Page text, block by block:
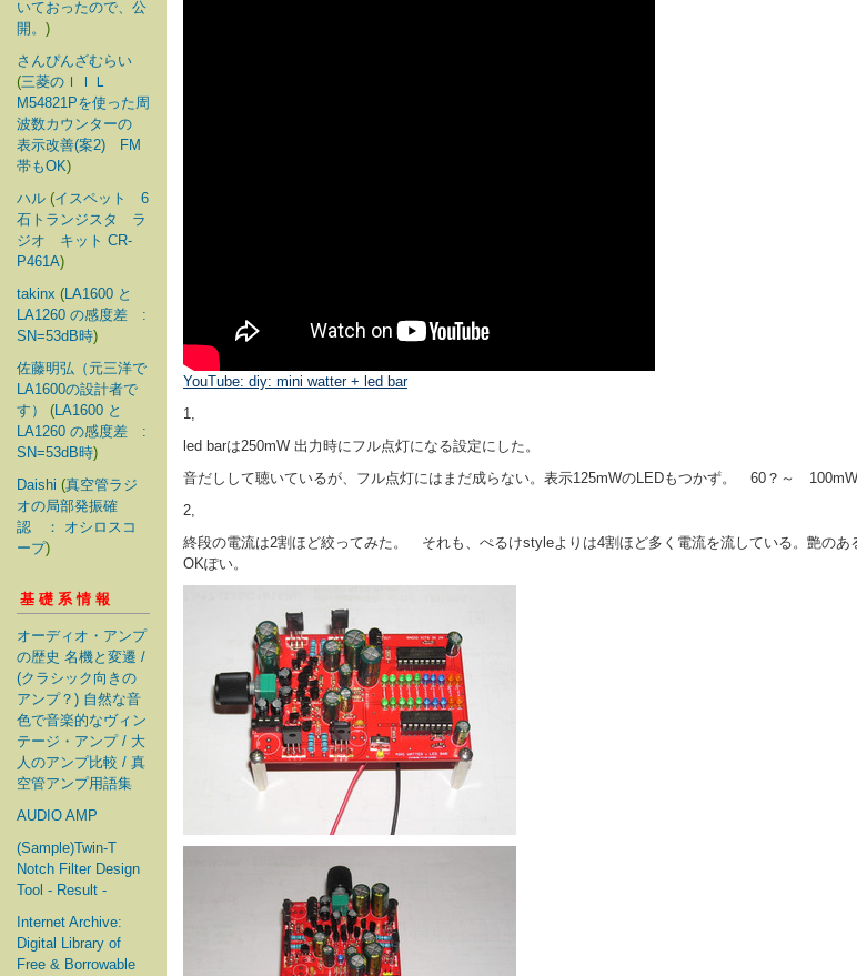
いておったので、公
開。 )
さんぴんざむらい
(三菱のＩＩＬ
M54821Pを使った周
波数カウンターの
表示改善(案2) FM
帯もOK)
ハル (イスペット 6
石トランジスタ ラ
ジオ キット CR-
P461A)
takinx (LA1600 と
LA1260 の感度差 :
SN=53dB時)
佐藤明弘（元三洋で
LA1600の設計者で
す）
(LA1600 と
LA1260 の感度差 :
SN=53dB時)
Daishi (真空管ラジ
オの局部発振確
認 ： オシロスコ
ープ)
基礎系情報
オーディオ・アンプ
の歴史 名機と変遷 /
(クラシック向きの
アンプ？) 自然な音
色で音楽的なヴィン
テージ・アンプ / 大
人のアンプ比較 / 真
空管アンプ用語集
AUDIO AMP
(Sample)Twin-T
Notch Filter Design
Tool - Result -
Internet Archive:
Digital Library of
Free & Borrowable
YouTube: diy: mini watter + led bar
1,
led barは250mW 出力時にフル点灯になる設定にした。
音だしして聴いているが、フル点灯にはまだ成らない。表示125mWのLEDもつかず。 60？～ 100mW
2,
終段の電流は2割ほど絞ってみた。 それも、ぺるけstyleよりは4割ほど多く電流を流している。艶の
OKぽい。